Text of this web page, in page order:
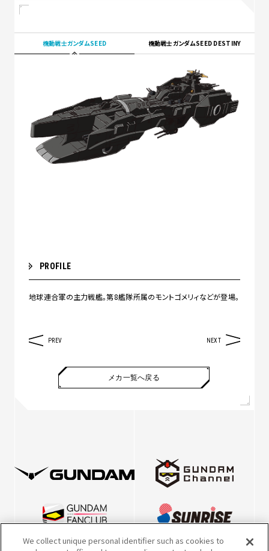
機動戦士ガンダムSEED 機動戦士ガンダムSEED DESTINY
PROFILE
地球連合軍の主力戦艦。第8艦隊所属のモントゴメリィなどが登場。
PREV NEXT
メカ一覧へ戻る
We collect unique personal identifier such as cookies to